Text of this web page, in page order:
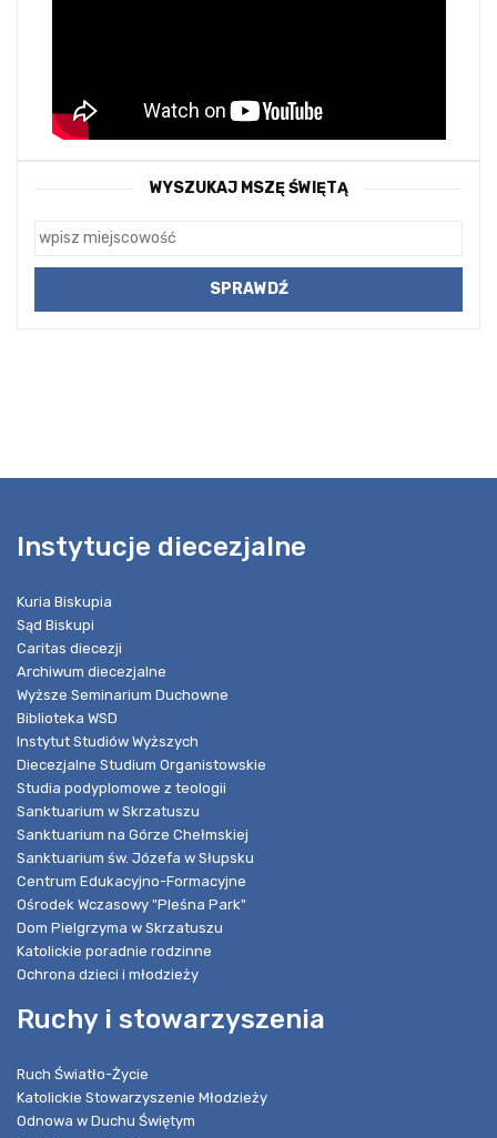
WYSZUKAJ MSZĘ ŚWIĘTĄ
Instytucje diecezjalne
Kuria Biskupia
Sąd Biskupi
Caritas diecezji
Archiwum diecezjalne
Wyższe Seminarium Duchowne
Biblioteka WSD
Instytut Studiów Wyższych
Diecezjalne Studium Organistowskie
Studia podyplomowe z teologii
Sanktuarium w Skrzatuszu
Sanktuarium na Górze Chełmskiej
Sanktuarium św. Józefa w Słupsku
Centrum Edukacyjno-Formacyjne
Ośrodek Wczasowy "Pleśna Park"
Dom Pielgrzyma w Skrzatuszu
Katolickie poradnie rodzinne
Ochrona dzieci i młodzieży
Ruchy i stowarzyszenia
Ruch Światło-Życie
Katolickie Stowarzyszenie Młodzieży
Odnowa w Duchu Świętym